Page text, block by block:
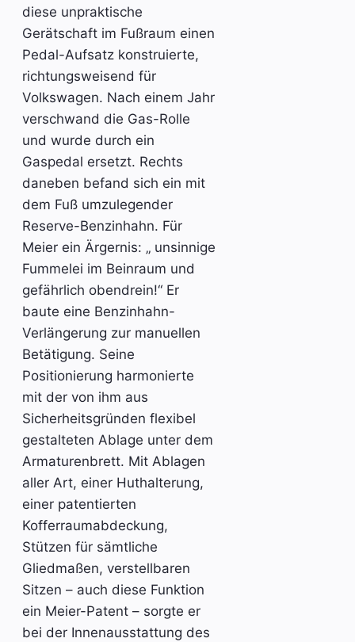
diese unpraktische
Gerätschaft im Fußraum einen
Pedal-Aufsatz konstruierte,
richtungsweisend für
Volkswagen. Nach einem Jahr
verschwand die Gas-Rolle
und wurde durch ein
Gaspedal ersetzt. Rechts
daneben befand sich ein mit
dem Fuß umzulegender
Reserve-Benzinhahn. Für
Meier ein Ärgernis: „ unsinnige
Fummelei im Beinraum und
gefährlich obendrein!“ Er
baute eine Benzinhahn-
Verlängerung zur manuellen
Betätigung. Seine
Positionierung harmonierte
mit der von ihm aus
Sicherheitsgründen flexibel
gestalteten Ablage unter dem
Armaturenbrett. Mit Ablagen
aller Art, einer Huthalterung,
einer patentierten
Kofferraumabdeckung,
Stützen für sämtliche
Gliedmaßen, verstellbaren
Sitzen – auch diese Funktion
ein Meier-Patent – sorgte er
bei der Innenausstattung des